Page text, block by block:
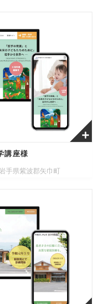
講座様
手県紫波郡矢巾町